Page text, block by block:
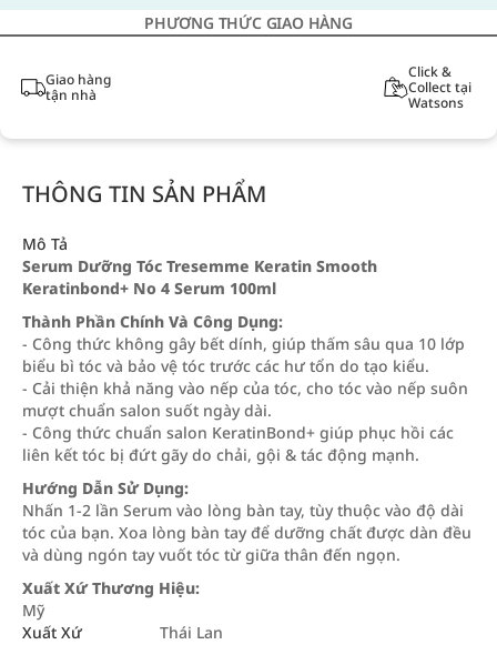
PHƯƠNG THỨC GIAO HÀNG
Giao hàng
tận nhà
Click &
Collect tại
Watsons
THÔNG TIN SẢN PHẨM
Mô Tả
Serum Dưỡng Tóc Tresemme Keratin Smooth
Keratinbond+ No 4 Serum 100ml
Thành Phần Chính Và Công Dụng:
- Công thức không gây bết dính, giúp thấm sâu qua 10 lớp
biểu bì tóc và bảo vệ tóc trước các hư tổn do tạo kiểu.
- Cải thiện khả năng vào nếp của tóc, cho tóc vào nếp suôn
mượt chuẩn salon suốt ngày dài.
- Công thức chuẩn salon KeratinBond+ giúp phục hồi các
liên kết tóc bị đứt gãy do chải, gội & tác động mạnh.
Hướng Dẫn Sử Dụng:
Nhấn 1-2 lần Serum vào lòng bàn tay, tùy thuộc vào độ dài
tóc của bạn. Xoa lòng bàn tay để dưỡng chất được dàn đều
và dùng ngón tay vuốt tóc từ giữa thân đến ngọn.
Xuất Xứ Thương Hiệu:
Mỹ
Xuất Xứ
Thái Lan